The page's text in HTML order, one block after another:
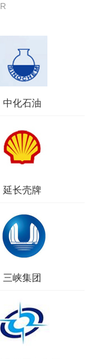
中化石油
延长壳牌
三峡集团